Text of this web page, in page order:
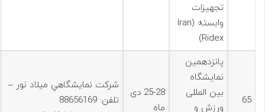
تجهیزات
وابسته (Iran
Ridex)
65
پانزدهمین
نمایشگاه
بین المللی
ورزش و
25-28 دی
ماه
شركت نمايشگاهي ميلاد نور –
تلفن: 88656169